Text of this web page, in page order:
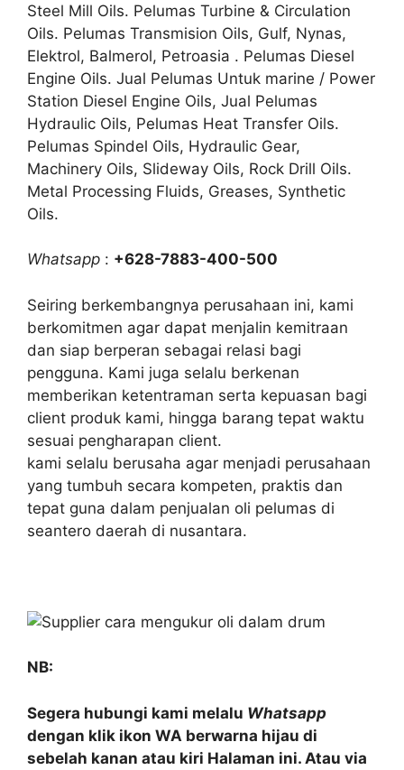
Steel Mill Oils. Pelumas Turbine & Circulation
Oils. Pelumas Transmision Oils, Gulf, Nynas,
Elektrol, Balmerol, Petroasia . Pelumas Diesel
Engine Oils. Jual Pelumas Untuk marine / Power
Station Diesel Engine Oils, Jual Pelumas
Hydraulic Oils, Pelumas Heat Transfer Oils.
Pelumas Spindel Oils, Hydraulic Gear,
Machinery Oils, Slideway Oils, Rock Drill Oils.
Metal Processing Fluids, Greases, Synthetic
Oils.
Whatsapp : +628-7883-400-500
Seiring berkembangnya perusahaan ini, kami
berkomitmen agar dapat menjalin kemitraan
dan siap berperan sebagai relasi bagi
pengguna. Kami juga selalu berkenan
memberikan ketentraman serta kepuasan bagi
client produk kami, hingga barang tepat waktu
sesuai pengharapan client.
kami selalu berusaha agar menjadi perusahaan
yang tumbuh secara kompeten, praktis dan
tepat guna dalam penjualan oli pelumas di
seantero daerah di nusantara.
NB:
Segera hubungi kami melalu Whatsapp
dengan klik ikon WA berwarna hijau di
sebelah kanan atau kiri Halaman ini. Atau via